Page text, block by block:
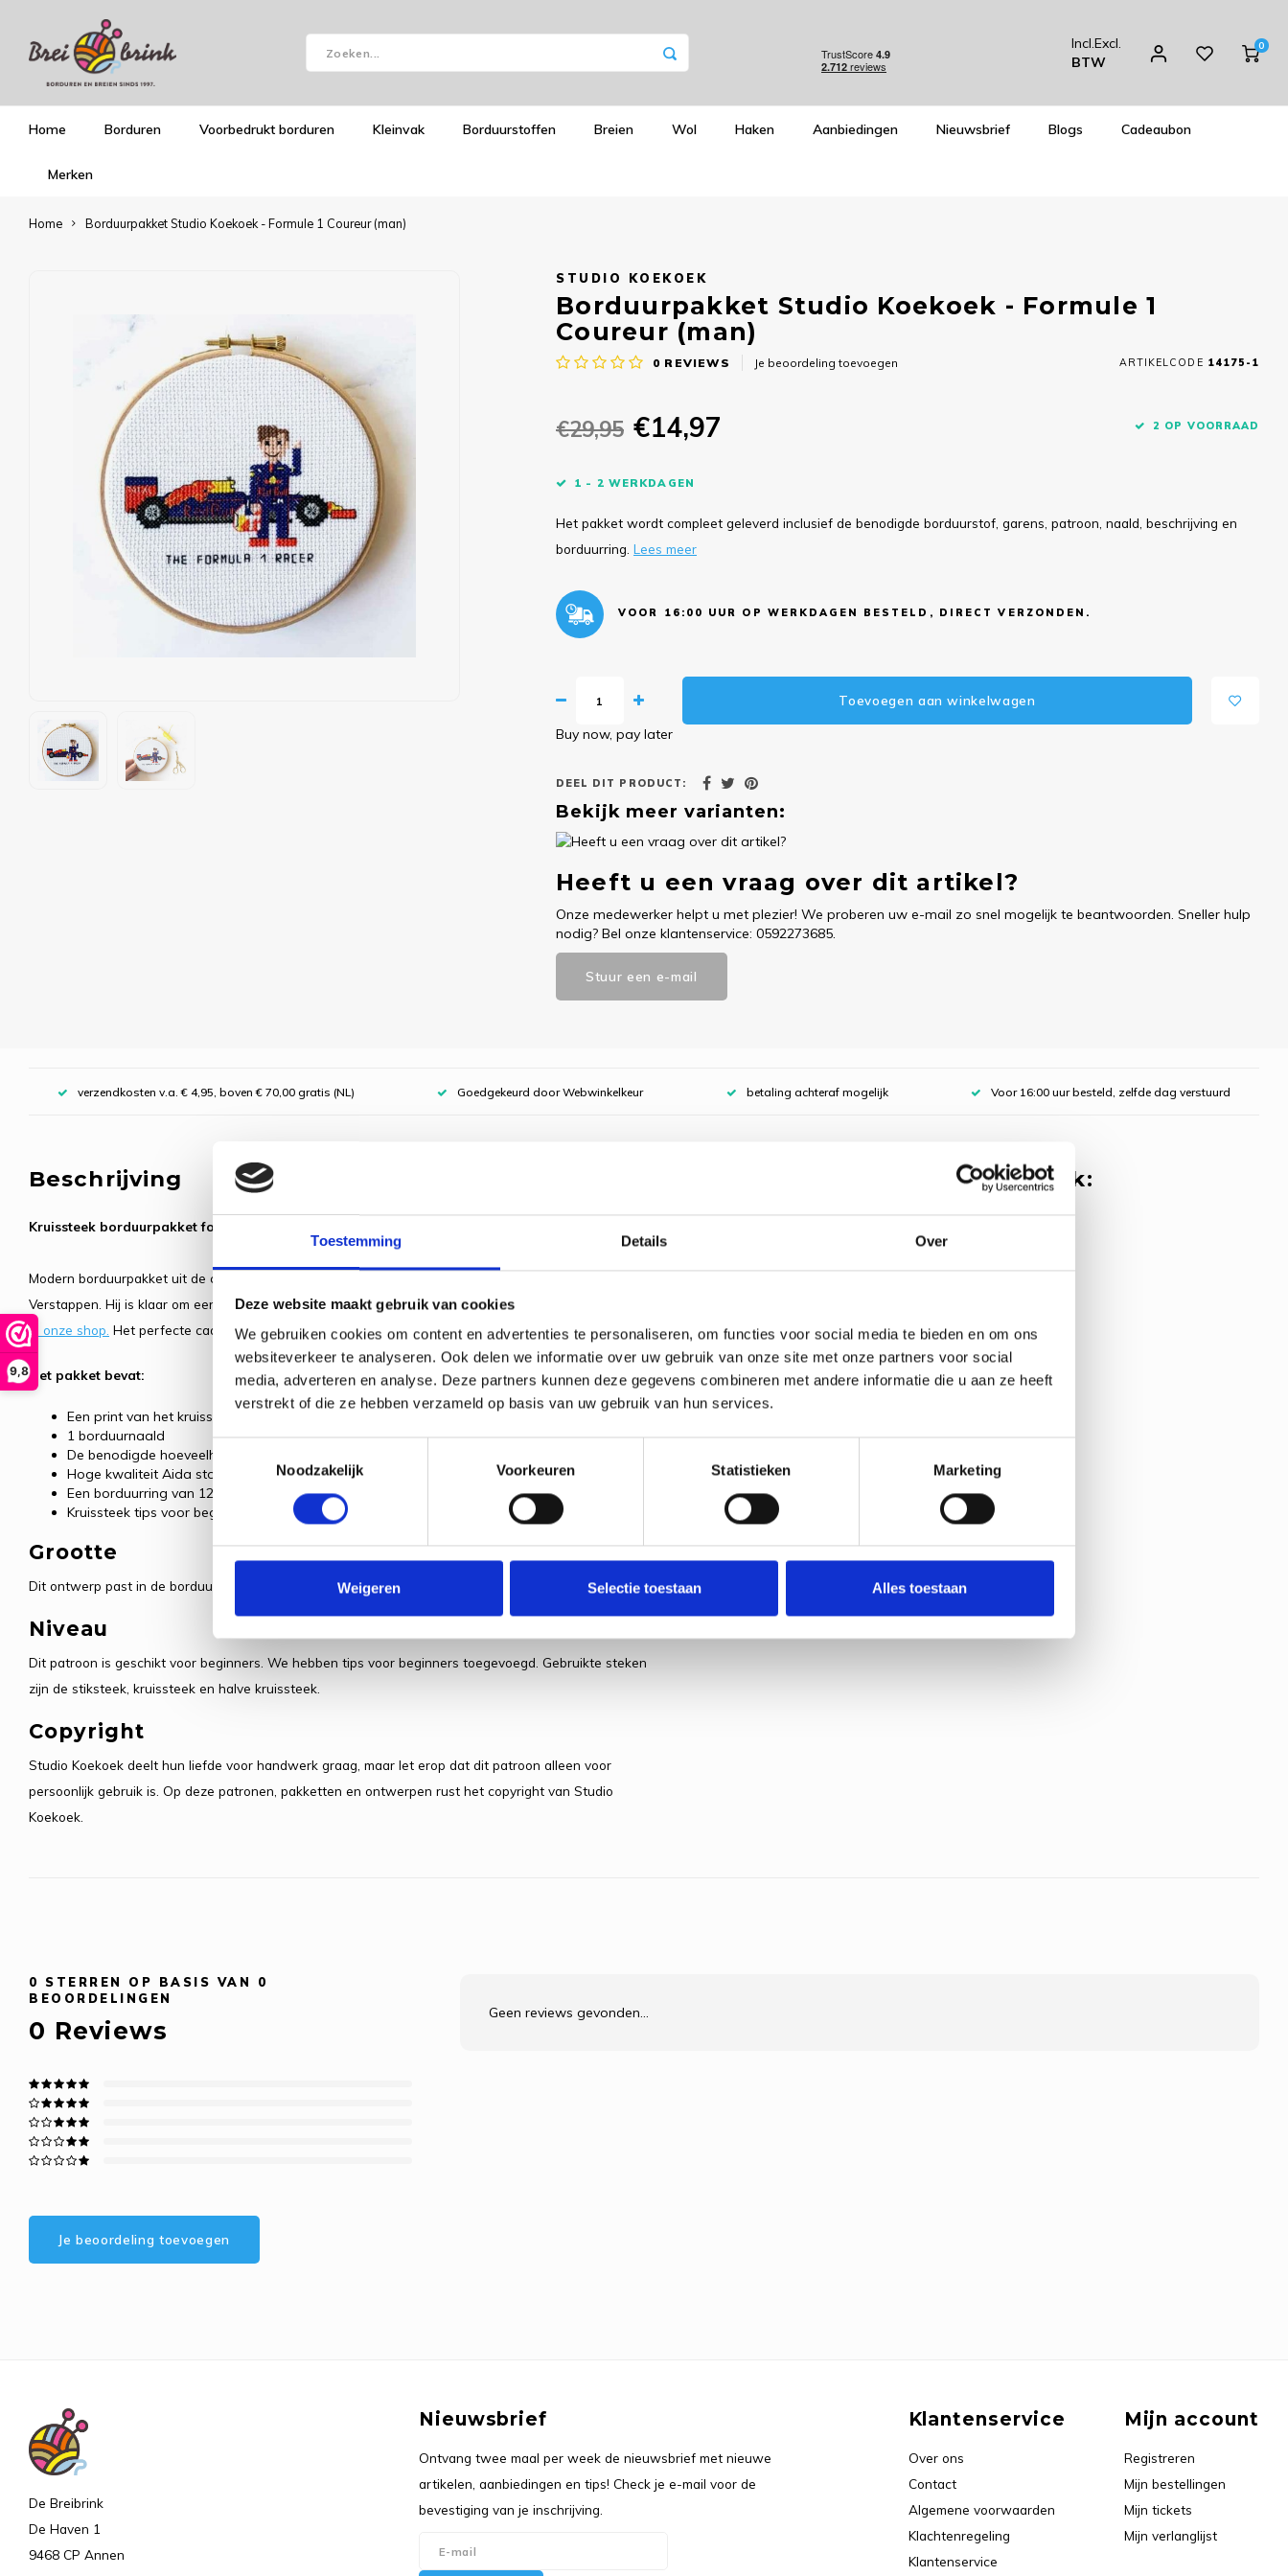
Toestemming Details Over
Deze website maakt gebruik van cookies
We gebruiken cookies om content en advertenties te personaliseren, om functies voor social media te bieden en om ons
websiteverkeer te analyseren. Ook delen we informatie over uw gebruik van onze site met onze partners voor social
media, adverteren en analyse. Deze partners kunnen deze gegevens combineren met andere informatie die u aan ze heeft
verstrekt of die ze hebben verzameld op basis van uw gebruik van hun services.
Noodzakelijk
Voorkeuren Statistieken Marketing
Weigeren Selectie toestaan Alles toestaan
9,8
Incl.Excl.
BTW
0
Home Borduren Voorbedrukt borduren Kleinvak Borduurstoffen Breien Wol Haken Aanbiedingen Nieuwsbrief Blogs Cadeaubon
Merken
Home Borduurpakket Studio Koekoek - Formule 1 Coureur (man)
STUDIO KOEKOEK
Borduurpakket Studio Koekoek - Formule 1
Coureur (man)
0 REVIEWS Je beoordeling toevoegen ARTIKELCODE 14175-1
€29,95 €14,97 2 OP VOORRAAD
1 - 2 WERKDAGEN
Het pakket wordt compleet geleverd inclusief de benodigde borduurstof, garens, patroon, naald, beschrijving en
borduurring. Lees meer
VOOR 16:00 UUR OP WERKDAGEN BESTELD, DIRECT VERZONDEN.
Toevoegen aan winkelwagen
Buy now, pay later
DEEL DIT PRODUCT:
Bekijk meer varianten:
Heeft u een vraag over dit artikel?
Onze medewerker helpt u met plezier! We proberen uw e-mail zo snel mogelijk te beantwoorden. Sneller hulp
nodig? Bel onze klantenservice: 0592273685.
Stuur een e-mail
verzendkosten v.a. € 4,95, boven € 70,00 gratis (NL) Goedgekeurd door Webwinkelkeur betaling achteraf mogelijk Voor 16:00 uur besteld, zelfde dag verstuurd
Beschrijving
Kruissteek borduurpakket formule 1 coureur.
Modern borduurpakket uit de collectie moderne beroepen. Dit patroon is geinspireerd door Max
Verstappen. Hij is klaar om een race te winnen!Je kan ook een vrouwelijke versie van dit patroon vinden
in onze shop. Het perfecte cadeautje voor een F1 fan.
Het pakket bevat:
Een print van het kruissteek patroon
1 borduurnaald
De benodigde hoeveelheid DMC borduurgaren
Hoge kwaliteit Aida stof
Een borduurring van 12,5 cm (5 inch)
Kruissteek tips voor beginners (in het Engels en Nederlands)
Grootte
Dit ontwerp past in de borduurring van ca. 12,5 cm (5 inch) die in het pakket zit.
Niveau
Dit patroon is geschikt voor beginners. We hebben tips voor beginners toegevoegd. Gebruikte steken
zijn de stiksteek, kruissteek en halve kruissteek.
Copyright
Studio Koekoek deelt hun liefde voor handwerk graag, maar let erop dat dit patroon alleen voor
persoonlijk gebruik is. Op deze patronen, pakketten en ontwerpen rust het copyright van Studio
Koekoek.
Dit vind je misschien ook leuk:
Koekoek - Formule 1
0 STERREN OP BASIS VAN 0
BEOORDELINGEN
0 Reviews
Je beoordeling toevoegen
Geen reviews gevonden...
De Breibrink
De Haven 1
9468 CP Annen
Nieuwsbrief
Ontvang twee maal per week de nieuwsbrief met nieuwe
artikelen, aanbiedingen en tips! Check je e-mail voor de
bevestiging van je inschrijving.
Klantenservice
Over ons
Contact
Algemene voorwaarden
Klachtenregeling
Klantenservice
Mijn account
Registreren
Mijn bestellingen
Mijn tickets
Mijn verlanglijst